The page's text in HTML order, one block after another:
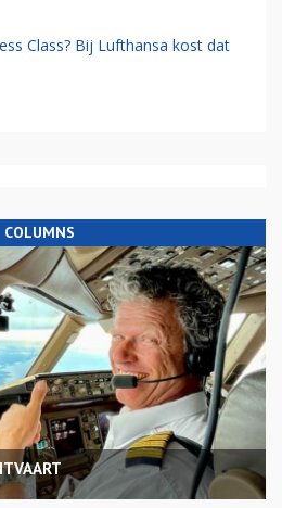
Class? Bij Lufthansa kost dat
COLUMNS